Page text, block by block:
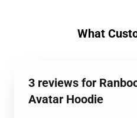
What
3 reviews for
Avatar Hoodie